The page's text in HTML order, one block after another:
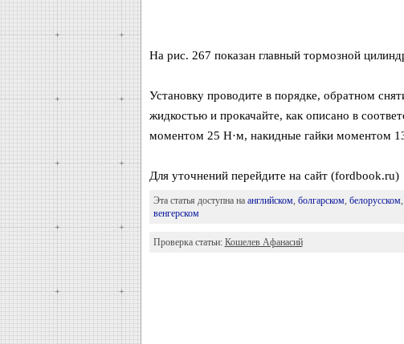
На рис. 267 показан главный тормозной
Установку проводите в порядке, обратном
жидкостью и прокачайте, как описано в
моментом 25 Н·м, накидные гайки моментом
Для уточнений перейдите на сайт (fordbook.ru)
Эта статья доступна на английском, болгарском, белорусском,
венгерском
Проверка статьи: Кошелев Афанасий